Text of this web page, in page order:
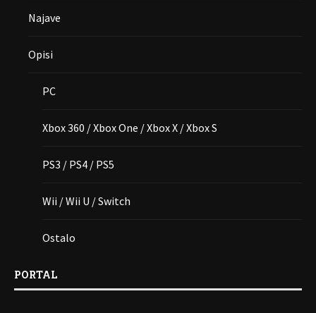
Najave
Opisi
PC
Xbox 360 / Xbox One / Xbox X / Xbox S
PS3 / PS4 / PS5
Wii / Wii U / Switch
Ostalo
PORTAL